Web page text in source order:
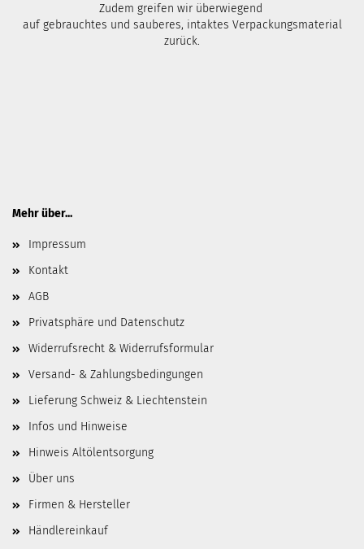
Zudem greifen wir überwiegend
auf gebrauchtes und sauberes, intaktes Verpackungsmaterial
zurück.
Mehr über...
Impressum
Kontakt
AGB
Privatsphäre und Datenschutz
Widerrufsrecht & Widerrufsformular
Versand- & Zahlungsbedingungen
Lieferung Schweiz & Liechtenstein
Infos und Hinweise
Hinweis Altölentsorgung
Über uns
Firmen & Hersteller
Händlereinkauf